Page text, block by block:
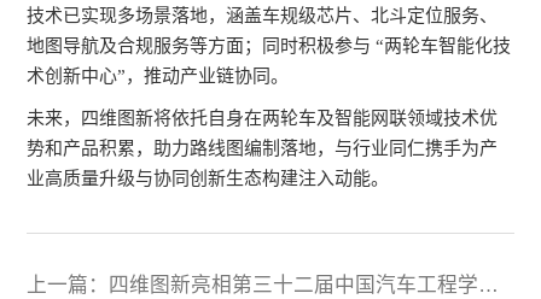
技术已实现多场景落地，涵盖车规级芯片、北斗定位服务、
地图导航及合规服务等方面；同时积极参与 “两轮车智能化技
术创新中心”，推动产业链协同。
未来，四维图新将依托自身在两轮车及智能网联领域技术优
势和产品积累，助力路线图编制落地，与行业同仁携手为产
业高质量升级与协同创新生态构建注入动能。
上一篇：四维图新亮相第三十二届中国汽车工程学会